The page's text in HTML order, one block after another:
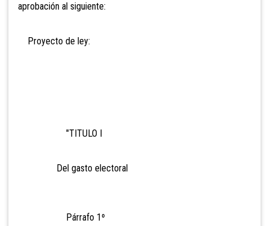
aprobación al siguiente:
Proyecto de ley:
"TITULO I
Del gasto electoral
Párrafo 1º